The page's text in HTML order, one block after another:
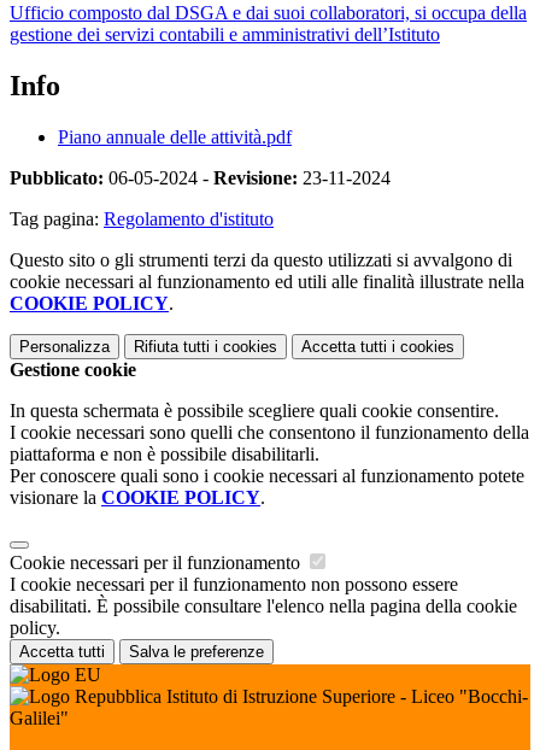
Ufficio composto dal DSGA e dai suoi collaboratori, si occupa della
gestione dei servizi contabili e amministrativi dell’Istituto
Info
Piano annuale delle attività.pdf
Pubblicato: 06-05-2024 - Revisione: 23-11-2024
Tag pagina: Regolamento d'istituto
Questo sito o gli strumenti terzi da questo utilizzati si avvalgono di
cookie necessari al funzionamento ed utili alle finalità illustrate nella
COOKIE POLICY.
Personalizza Rifiuta tutti i cookies Accetta tutti i cookies
Gestione cookie
In questa schermata è possibile scegliere quali cookie consentire.
I cookie necessari sono quelli che consentono il funzionamento della
piattaforma e non è possibile disabilitarli.
Per conoscere quali sono i cookie necessari al funzionamento potete
visionare la COOKIE POLICY.
Cookie necessari per il funzionamento
I cookie necessari per il funzionamento non possono essere
disabilitati. È possibile consultare l'elenco nella pagina della cookie
policy.
Accetta tutti Salva le preferenze
Istituto di Istruzione Superiore - Liceo "Bocchi-
Galilei"